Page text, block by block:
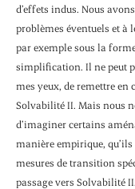
d’effets indus. Nous
problèmes éventuels et à
par exemple sous la
simplification. Il ne peut
mes yeux, de remettre en
Solvabilité II. Mais nous
d’imaginer certains
manière empirique, qu’ils
mesures de transition
passage vers Solvabilité